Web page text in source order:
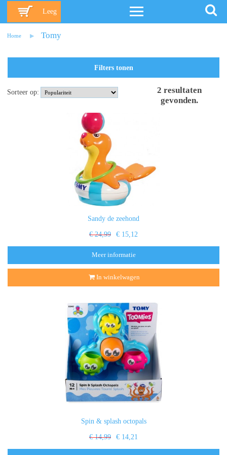
Leeg
Home Tomy
Filters tonen
Sorteer op: 2 resultaten
gevonden.
Sandy de zeehond
€ 24,99 € 15,12
Meer informatie
In winkelwagen
Spin & splash octopals
€ 14,99 € 14,21